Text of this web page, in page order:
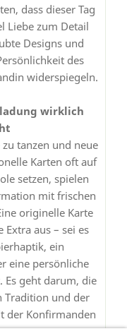
dass dieser Tag
Liebe zum Detail
Designs und
des
widerspiegeln.
wirklich
tanzen und neue
Karten oft auf
setzen, spielen
mit frischen
originelle Karte
Extra aus – sei es
ein
eine persönliche
Es geht darum, die
Tradition und der
der Konfirmanden